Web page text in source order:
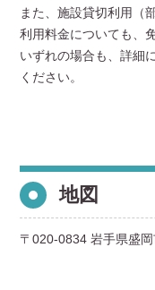
また、施設貸切利用（
利用料金についても、
いずれの場合も、詳細
ください。
地図
〒020-0834 岩手県盛